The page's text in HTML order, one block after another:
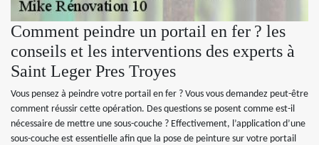
Comment peindre un portail en fer ? les
conseils et les interventions des experts à
Saint Leger Pres Troyes
Vous pensez à peindre votre portail en fer ? Vous vous demandez peut-être
comment réussir cette opération. Des questions se posent comme est-il
nécessaire de mettre une sous-couche ? Effectivement, l’application d’une
sous-couche est essentielle afin que la pose de peinture sur votre portail